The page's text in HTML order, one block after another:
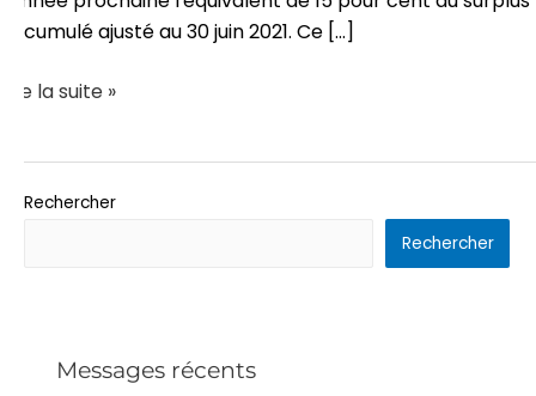
accumulé ajusté au 30 juin 2021. Ce [...]
Lire la suite »
Rechercher
Rechercher
Messages récents